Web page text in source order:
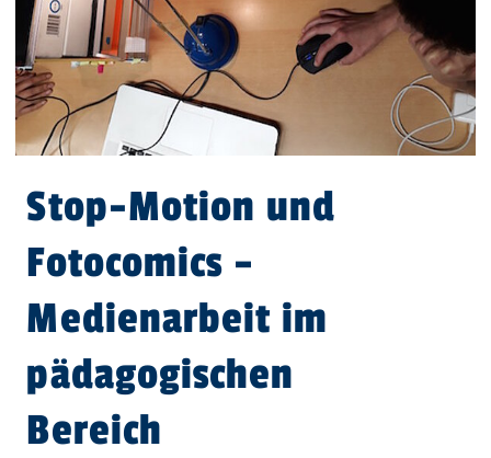
Stop-Motion und
Fotocomics –
Medienarbeit im
pädagogischen
Bereich